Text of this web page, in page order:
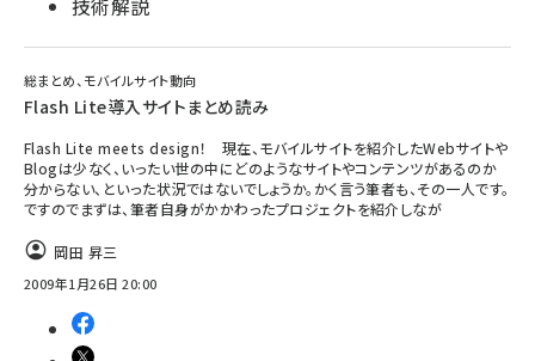
技術解説
総まとめ、モバイルサイト動向
Flash Lite導入サイトまとめ読み
Flash Lite meets design！ 現在、モバイルサイトを紹介したWebサイトや
Blogは少なく、いったい世の中にどのようなサイトやコンテンツがあるのか
分からない、といった状況ではないでしょうか。かく言う筆者も、その一人です。
ですのでまずは、筆者自身がかかわったプロジェクトを紹介しなが
岡田 昇三
2009年1月26日 20:00